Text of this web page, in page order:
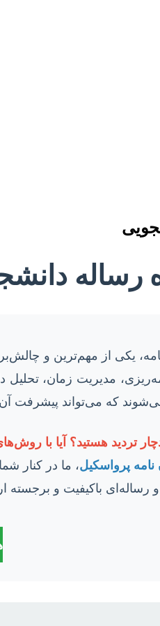
رساله
یکی از مهم‌ترین و
مدیریت زمان، تحلیل
که می‌تواند پیشرفت
تردید هستید؟ آیا با
نامه پرواسکیل، ما در کنار
باکیفیت و برجسته